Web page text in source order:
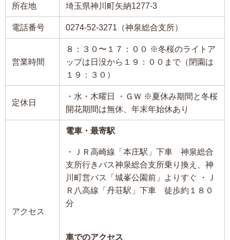
所在地 埼玉県神川町矢納1277-3
電話番号 0274-52-3271（神泉総合支所）
営業時間
８：３０〜１７：００ ※冬桜のライトア
ップは日没から１９：００まで（閉園は
１９：３０）
定休日
・水・木曜日 ・ＧＷ ※夏休み期間と冬桜
開花期間は無休、年末年始休あり
アクセス
電車・最寄駅
・ＪＲ高崎線「本庄駅」下車 神泉総合
支所行きバス神泉総合支所乗り換え、神
川町営バス「城峯公園前」よりすぐ ・Ｊ
Ｒ八高線「丹荘駅」下車 徒歩約１８０
分
車でのアクセス